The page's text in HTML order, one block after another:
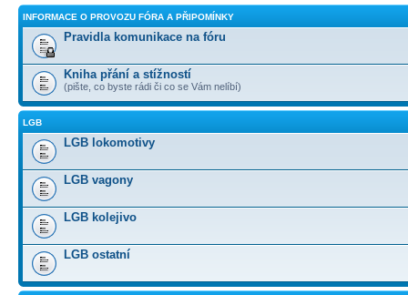
INFORMACE O PROVOZU FÓRA A PŘIPOMÍNKY
Pravidla komunikace na fóru
Kniha přání a stížností
(pište, co byste rádi či co se Vám nelíbí)
LGB
LGB lokomotivy
LGB vagony
LGB kolejivo
LGB ostatní